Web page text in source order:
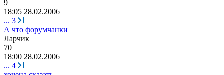
9
18:05 28.02.2006
... 3
А что форумчанки
Лаpчик
70
18:00 28.02.2006
... 4